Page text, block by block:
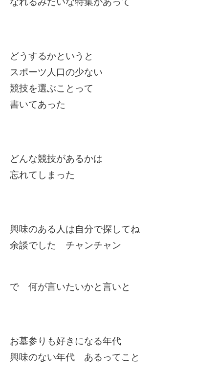
どうするかというと
スポーツ人口の少ない
競技を選ぶことって
書いてあった
どんな競技があるかは
忘れてしまった
興味のある人は自分で探してね
余談でした チャンチャン
で 何が言いたいかと言いと
お墓参りも好きになる年代
興味のない年代 あるってこと